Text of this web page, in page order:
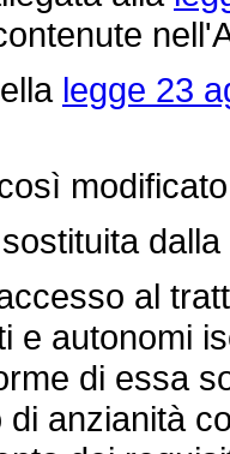
legge 23
dalla
al
e autonomi
di essa
anzianità